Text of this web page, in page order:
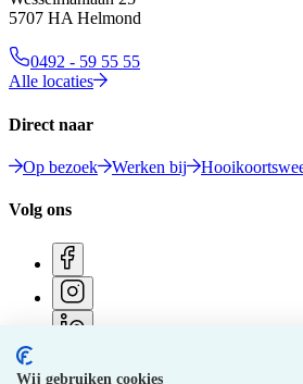
Wij gebruiken cookies
5707 HA Helmond
0492 - 59 55 55
Alle locaties
Direct naar
Op bezoek Werken bij
Volg ons